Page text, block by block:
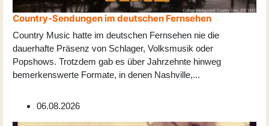
Country-Sendungen im deutschen Fernsehen
Country Music hatte im deutschen Fernsehen nie die
dauerhafte Präsenz von Schlager, Volksmusik oder
Popshows. Trotzdem gab es über Jahrzehnte hinweg
bemerkenswerte Formate, in denen Nashville,...
06.08.2026